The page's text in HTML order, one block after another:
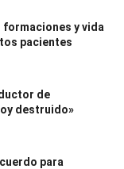
formaciones y vida
pacientes
de
destruido»
para